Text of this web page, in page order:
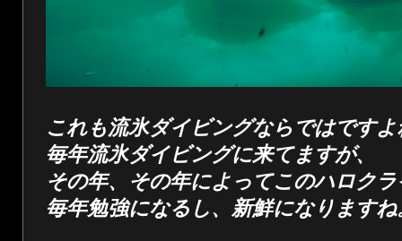
これも流氷ダイビングならではですよ
毎年流氷ダイビングに来てますが、
その年、その年によってこのハロク
毎年勉強になるし、新鮮になりますね